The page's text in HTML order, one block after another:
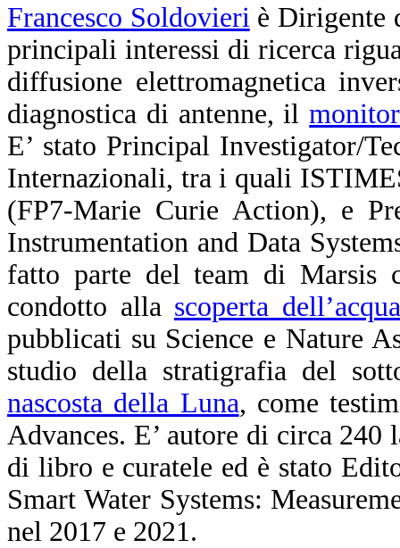
Francesco Soldovieri è Dirigente
principali interessi di ricerca
diffusione elettromagnetica
diagnostica di antenne, il
E’ stato Principal Investigator/
Internazionali, tra i quali
(FP7-Marie Curie Action), e
Instrumentation and Data
fatto parte del team di Marsis
condotto alla scoperta
pubblicati su Science e Nature
studio della stratigrafia del
nascosta della Luna, come
Advances. E’ autore di circa
di libro e curatele ed è stato
Smart Water Systems:
nel 2017 e 2021.